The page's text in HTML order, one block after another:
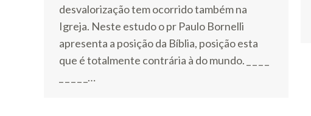
desvalorização tem ocorrido também na
Igreja. Neste estudo o pr Paulo Bornelli
apresenta a posição da Bíblia, posição esta
que é totalmente contrária à do mundo. _ _ _ _
_ _ _ _ _…